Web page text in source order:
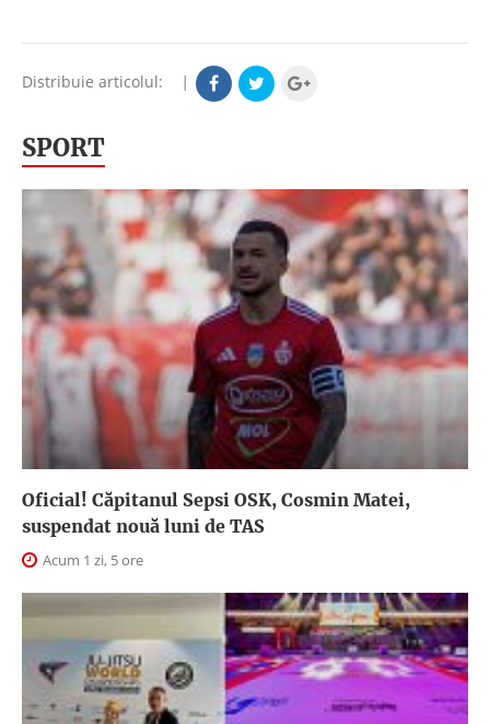
Distribuie articolul: |
SPORT
Oficial! Căpitanul Sepsi OSK, Cosmin Matei,
suspendat nouă luni de TAS
Acum 1 zi, 5 ore